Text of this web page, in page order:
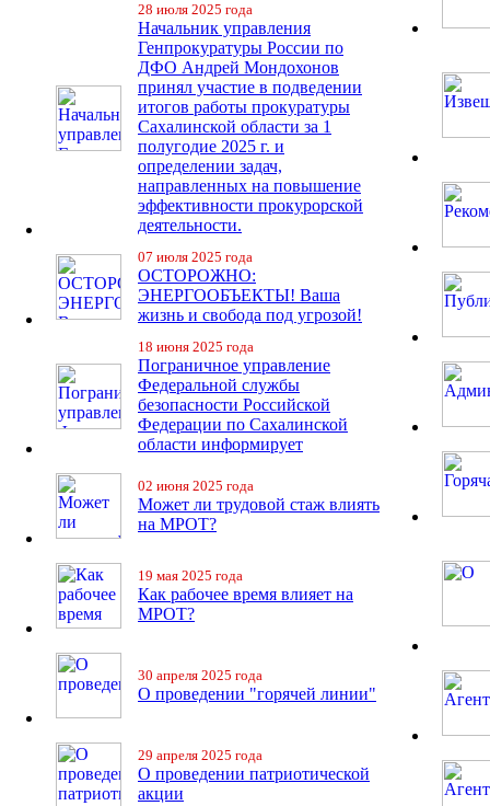
28 июля 2025 года
Начальник управления
Генпрокуратуры России по
ДФО Андрей Мондохонов
принял участие в подведении
итогов работы прокуратуры
Сахалинской области за 1
полугодие 2025 г. и
определении задач,
направленных на повышение
эффективности прокурорской
деятельности.
07 июля 2025 года
ОСТОРОЖНО:
ЭНЕРГООБЪЕКТЫ! Ваша
жизнь и свобода под угрозой!
18 июня 2025 года
Пограничное управление
Федеральной службы
безопасности Российской
Федерации по Сахалинской
области информирует
02 июня 2025 года
Может ли трудовой стаж влиять
на МРОТ?
19 мая 2025 года
Как рабочее время влияет на
МРОТ?
30 апреля 2025 года
О проведении "горячей линии"
29 апреля 2025 года
О проведении патриотической
акции